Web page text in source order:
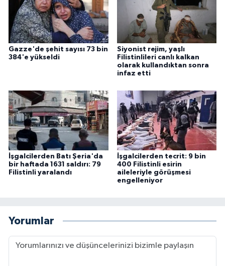
Gazze'de şehit sayısı 73 bin
384'e yükseldi
Siyonist rejim, yaşlı
Filistinlileri canlı kalkan
olarak kullandıktan sonra
infaz etti
İşgalcilerden Batı Şeria'da
bir haftada 1631 saldırı: 79
Filistinli yaralandı
İşgalcilerden tecrit: 9 bin
400 Filistinli esirin
aileleriyle görüşmesi
engelleniyor
Yorumlar